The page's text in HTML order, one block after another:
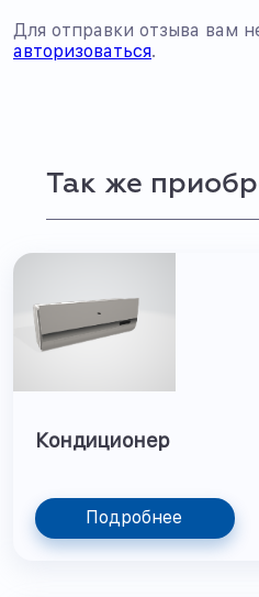
Для отправки отзыва вам
авторизоваться.
Так же
Кондиционер
Подробнее